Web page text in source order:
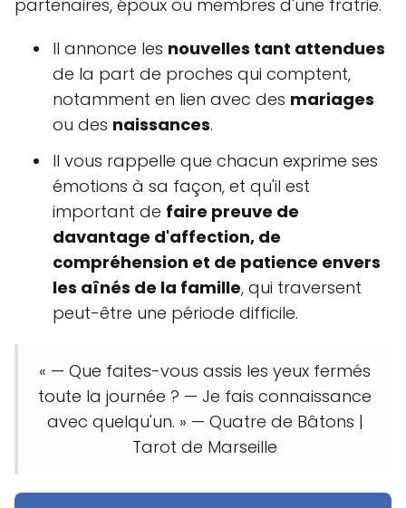
partenaires, époux ou membres d'une fratrie.
Il annonce les nouvelles tant attendues
de la part de proches qui comptent,
notamment en lien avec des mariages
ou des naissances.
Il vous rappelle que chacun exprime ses
émotions à sa façon, et qu'il est
important de faire preuve de
davantage d'affection, de
compréhension et de patience envers
les aînés de la famille, qui traversent
peut-être une période difficile.
« — Que faites-vous assis les yeux fermés
toute la journée ? — Je fais connaissance
avec quelqu'un. » — Quatre de Bâtons |
Tarot de Marseille